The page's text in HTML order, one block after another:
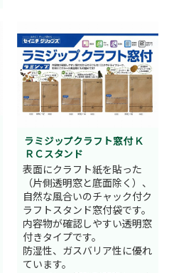
ラミジップクラフト窓付 Ｋ
ＲＣスタンド
表面にクラフト紙を貼った
（片側透明窓と底面除く）、
自然な風合いのチャック付ク
ラフトスタンド窓付袋です。
内容物が確認しやすい透明窓
付きタイプです。
防湿性、ガスバリア性に優れ
ています。